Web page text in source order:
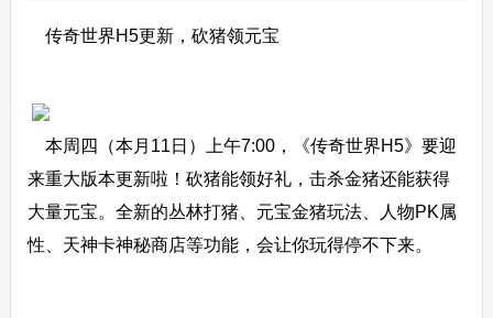
传奇世界H5更新，砍猪领元宝
本周四（本月11日）上午7:00，《传奇世界H5》要迎
来重大版本更新啦！砍猪能领好礼，击杀金猪还能获得
大量元宝。全新的丛林打猪、元宝金猪玩法、人物PK属
性、天神卡神秘商店等功能，会让你玩得停不下来。